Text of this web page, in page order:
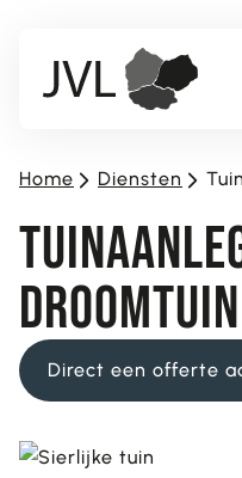
Home > Diensten >
DROOMTUIN
Direct een offerte